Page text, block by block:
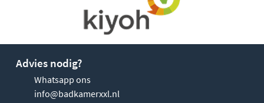
Advies nodig?
Whatsapp ons
info@badkamerxxl.nl